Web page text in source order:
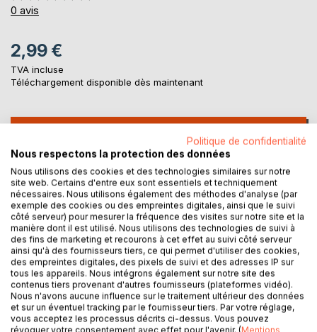
0%
0 avis
2,99 €
TVA incluse
Téléchargement disponible dès maintenant
Ajouter à ma liste d'envies
Laisser un avis
DESCRIPTION
Politique de confidentialité
Nous respectons la protection des données
Nous utilisons des cookies et des technologies similaires sur notre
site web. Certains d'entre eux sont essentiels et techniquement
nécessaires. Nous utilisons également des méthodes d'analyse (par
exemple des cookies ou des empreintes digitales, ainsi que le suivi
côté serveur) pour mesurer la fréquence des visites sur notre site et la
manière dont il est utilisé. Nous utilisons des technologies de suivi à
des fins de marketing et recourons à cet effet au suivi côté serveur
ainsi qu'à des fournisseurs tiers, ce qui permet d'utiliser des cookies,
des empreintes digitales, des pixels de suivi et des adresses IP sur
tous les appareils. Nous intégrons également sur notre site des
contenus tiers provenant d'autres fournisseurs (plateformes vidéo).
Nous n'avons aucune influence sur le traitement ultérieur des données
et sur un éventuel tracking par le fournisseur tiers. Par votre réglage,
vous acceptez les processus décrits ci-dessus. Vous pouvez
révoquer votre consentement avec effet pour l'avenir. (Mentions